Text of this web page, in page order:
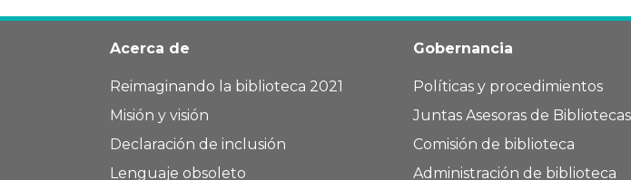
Acerca de
Reimaginando la biblioteca 2021
Misión y visión
Declaración de inclusión
Lenguaje obsoleto
Gobernancia
Políticas y procedimientos
Juntas Asesoras de Bibliotecas
Comisión de biblioteca
Administración de biblioteca